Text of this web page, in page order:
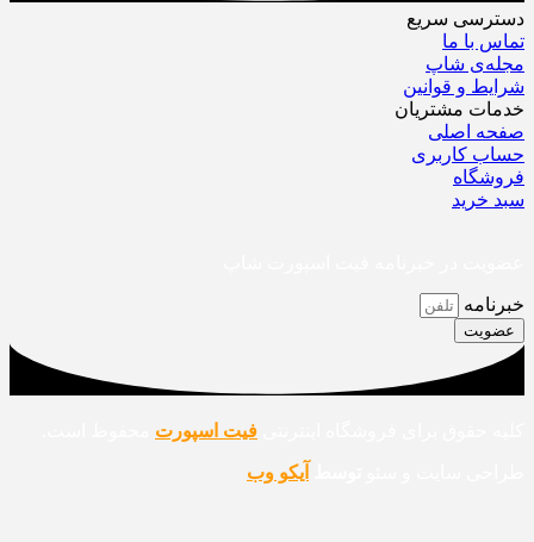
دسترسی سریع
تماس با ما
مجله‌ی شاپ
شرایط و قوانین
خدمات مشتریان
صفحه اصلی
حساب کاربری
فروشگاه
سبد خرید
خبرنامه
عضویت
فیت اسپورت
آیکو وب